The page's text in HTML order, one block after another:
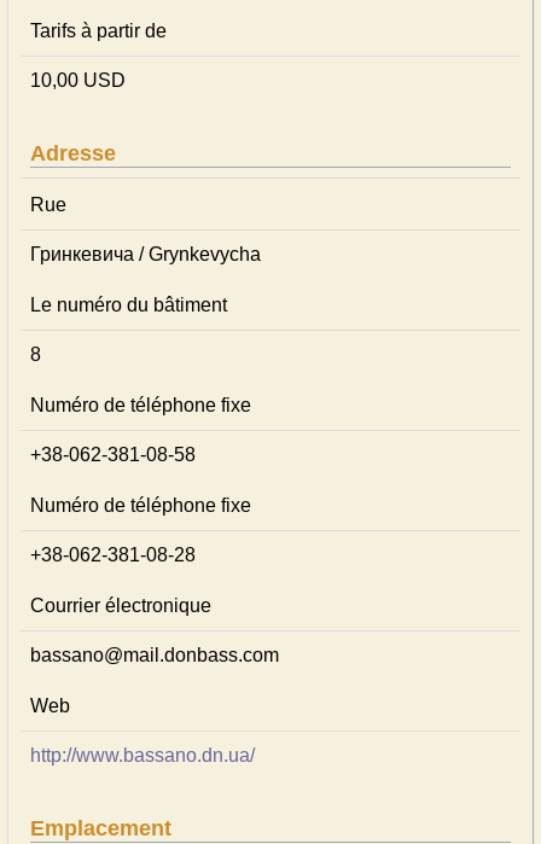
Tarifs à partir de
10,00 USD
Adresse
Rue
Гринкевича / Grynkevycha
Le numéro du bâtiment
8
Numéro de téléphone fixe
+38-062-381-08-58
Numéro de téléphone fixe
+38-062-381-08-28
Courrier électronique
bassano@mail.donbass.com
Web
http://www.bassano.dn.ua/
Emplacement